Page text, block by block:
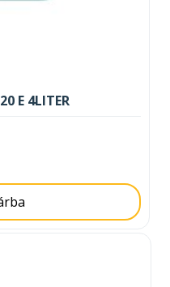
E 4LITER